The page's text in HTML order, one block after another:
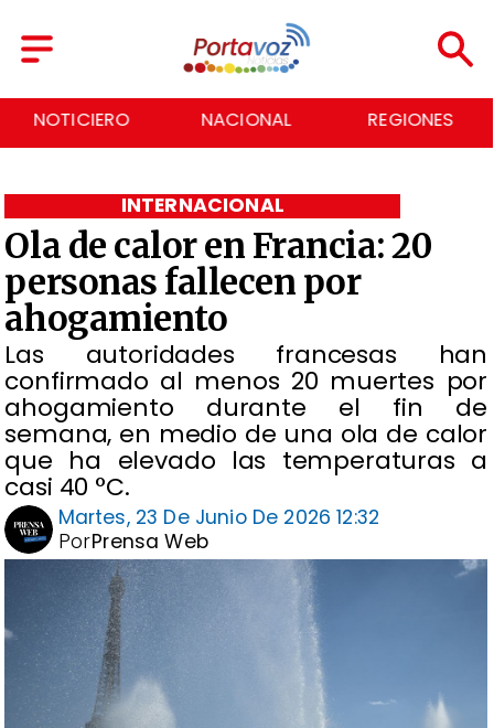
NACIONAL REGIONES ECONOMÍA
Ola de calor en Francia: 20
personas fallecen por
ahogamiento
Las autoridades francesas han
confirmado al menos 20 muertes por
ahogamiento durante el fin de
semana, en medio de una ola de calor
que ha elevado las temperaturas a
casi 40 °C.
INTERNACIONAL
Martes, 23 De Junio De 2026 12:32
Prensa Web
Por